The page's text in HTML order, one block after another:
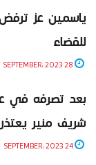
ياسمين عز ترفض
للقضاء
بعد تصرفه في
شريف منير